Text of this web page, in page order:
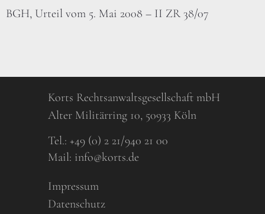
BGH, Urteil vom 5. Mai 2008 – II ZR 38/07
Korts Rechtsanwaltsgesellschaft mbH
Alter Militärring 10, 50933 Köln
Tel.: +49 (0) 2 21/940 21 00
Mail: info@korts.de
Impressum
Datenschutz